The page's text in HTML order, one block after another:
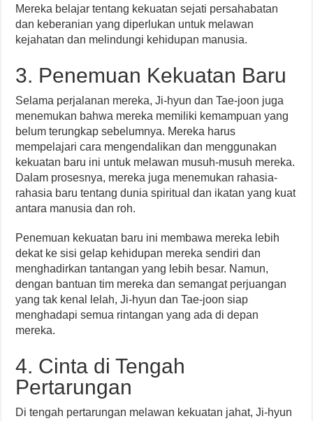
Mereka belajar tentang kekuatan sejati persahabatan
dan keberanian yang diperlukan untuk melawan
kejahatan dan melindungi kehidupan manusia.
3. Penemuan Kekuatan Baru
Selama perjalanan mereka, Ji-hyun dan Tae-joon juga
menemukan bahwa mereka memiliki kemampuan yang
belum terungkap sebelumnya. Mereka harus
mempelajari cara mengendalikan dan menggunakan
kekuatan baru ini untuk melawan musuh-musuh mereka.
Dalam prosesnya, mereka juga menemukan rahasia-
rahasia baru tentang dunia spiritual dan ikatan yang kuat
antara manusia dan roh.
Penemuan kekuatan baru ini membawa mereka lebih
dekat ke sisi gelap kehidupan mereka sendiri dan
menghadirkan tantangan yang lebih besar. Namun,
dengan bantuan tim mereka dan semangat perjuangan
yang tak kenal lelah, Ji-hyun dan Tae-joon siap
menghadapi semua rintangan yang ada di depan
mereka.
4. Cinta di Tengah
Pertarungan
Di tengah pertarungan melawan kekuatan jahat, Ji-hyun